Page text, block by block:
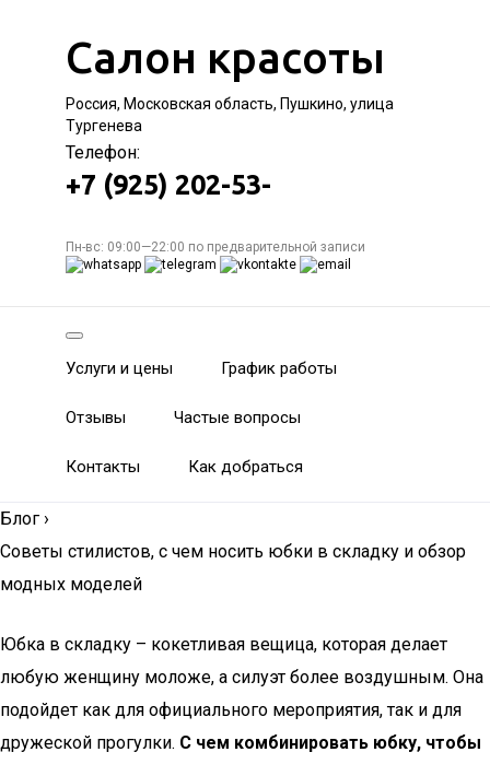
Салон красоты
Россия, Московская область, Пушкино, улица
Тургенева
Телефон:
+7 (925) 202-53-
Пн-вс: 09:00—22:00 по предварительной записи
Услуги и цены График работы
Отзывы Частые вопросы
Контакты Как добраться
Блог ›
Советы стилистов, с чем носить юбки в складку и обзор
модных моделей
Юбка в складку – кокетливая вещица, которая делает
любую женщину моложе, а силуэт более воздушным. Она
подойдет как для официального мероприятия, так и для
дружеской прогулки. С чем комбинировать юбку, чтобы